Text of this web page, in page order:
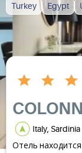
Turkey Egypt
Italy, Sardinia
Отель